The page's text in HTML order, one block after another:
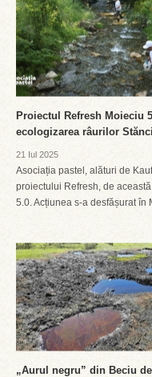
Proiectul Refresh Moieciu
ecologizarea râurilor
21 Iul 2025
Asociația pastel, alături de
proiectului Refresh, de
5.0. Acțiunea s-a desfășurat în
„Aurul negru” din Beciu